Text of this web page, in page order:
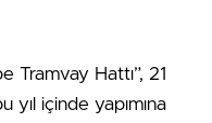
Tramvay Hattı”, 21
içinde yapımına